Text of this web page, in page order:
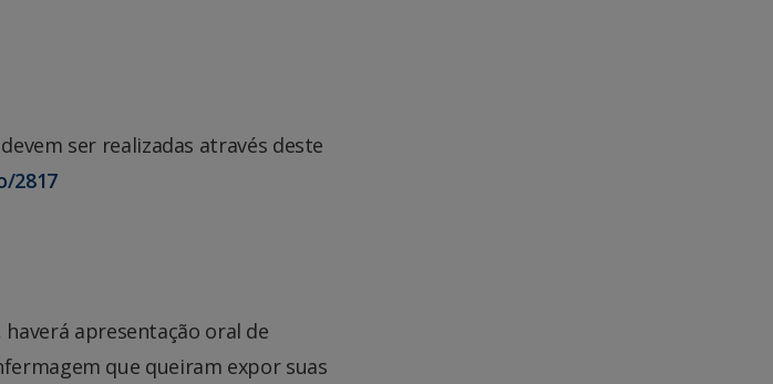
ser realizadas através deste
2817
haverá apresentação oral de
que queiram expor suas